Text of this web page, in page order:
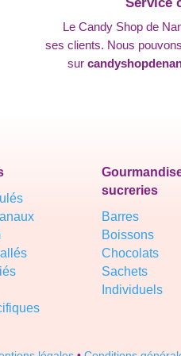
Le Candy Shop de
ses clients. Nous
sur
sucreries
Barres
Boissons
Chocolats
Sachets
Individuels